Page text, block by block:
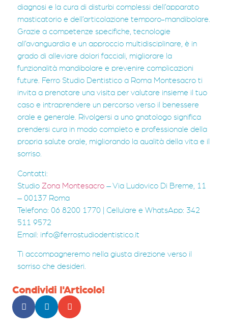
diagnosi e la cura di disturbi complessi dell’apparato
masticatorio e dell’articolazione temporo-mandibolare.
Grazie a competenze specifiche, tecnologie
all’avanguardia e un approccio multidisciplinare, è in
grado di alleviare dolori facciali, migliorare la
funzionalità mandibolare e prevenire complicazioni
future. Ferro Studio Dentistico a Roma Montesacro ti
invita a prenotare una visita per valutare insieme il tuo
caso e intraprendere un percorso verso il benessere
orale e generale. Rivolgersi a uno gnatologo significa
prendersi cura in modo completo e professionale della
propria salute orale, migliorando la qualità della vita e il
sorriso.
Contatti:
Studio Zona Montesacro – Via Ludovico Di Breme, 11
– 00137 Roma
Telefono: 06 8200 1770 | Cellulare e WhatsApp: 342
511 9572
Email: info@ferrostudiodentistico.it
Ti accompagneremo nella giusta direzione verso il
sorriso che desideri.
Condividi l'Articolo!